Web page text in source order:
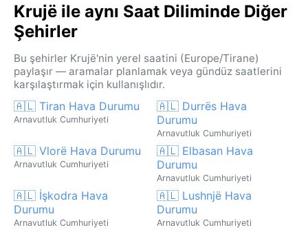
Krujë ile aynı Saat Diliminde Diğer
Şehirler
Bu şehirler Krujë'nin yerel saatini (Europe/Tirane)
paylaşır — aramalar planlamak veya gündüz saatlerini
karşılaştırmak için kullanışlıdır.
🇦🇱 Tiran Hava Durumu
Arnavutluk Cumhuriyeti
🇦🇱 Durrës Hava
Durumu
Arnavutluk Cumhuriyeti
🇦🇱 Vlorë Hava Durumu
Arnavutluk Cumhuriyeti
🇦🇱 Elbasan Hava
Durumu
Arnavutluk Cumhuriyeti
🇦🇱 İşkodra Hava
Durumu
Arnavutluk Cumhuriyeti
🇦🇱 Lushnjë Hava
Durumu
Arnavutluk Cumhuriyeti